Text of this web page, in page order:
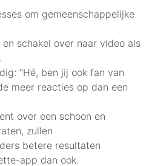
om gemeenschappelijke
schakel over naar video als
"Hé, ben jij ook fan van
meer reacties op dan een
over een schoon en
zullen
betere resultaten
app dan ook.